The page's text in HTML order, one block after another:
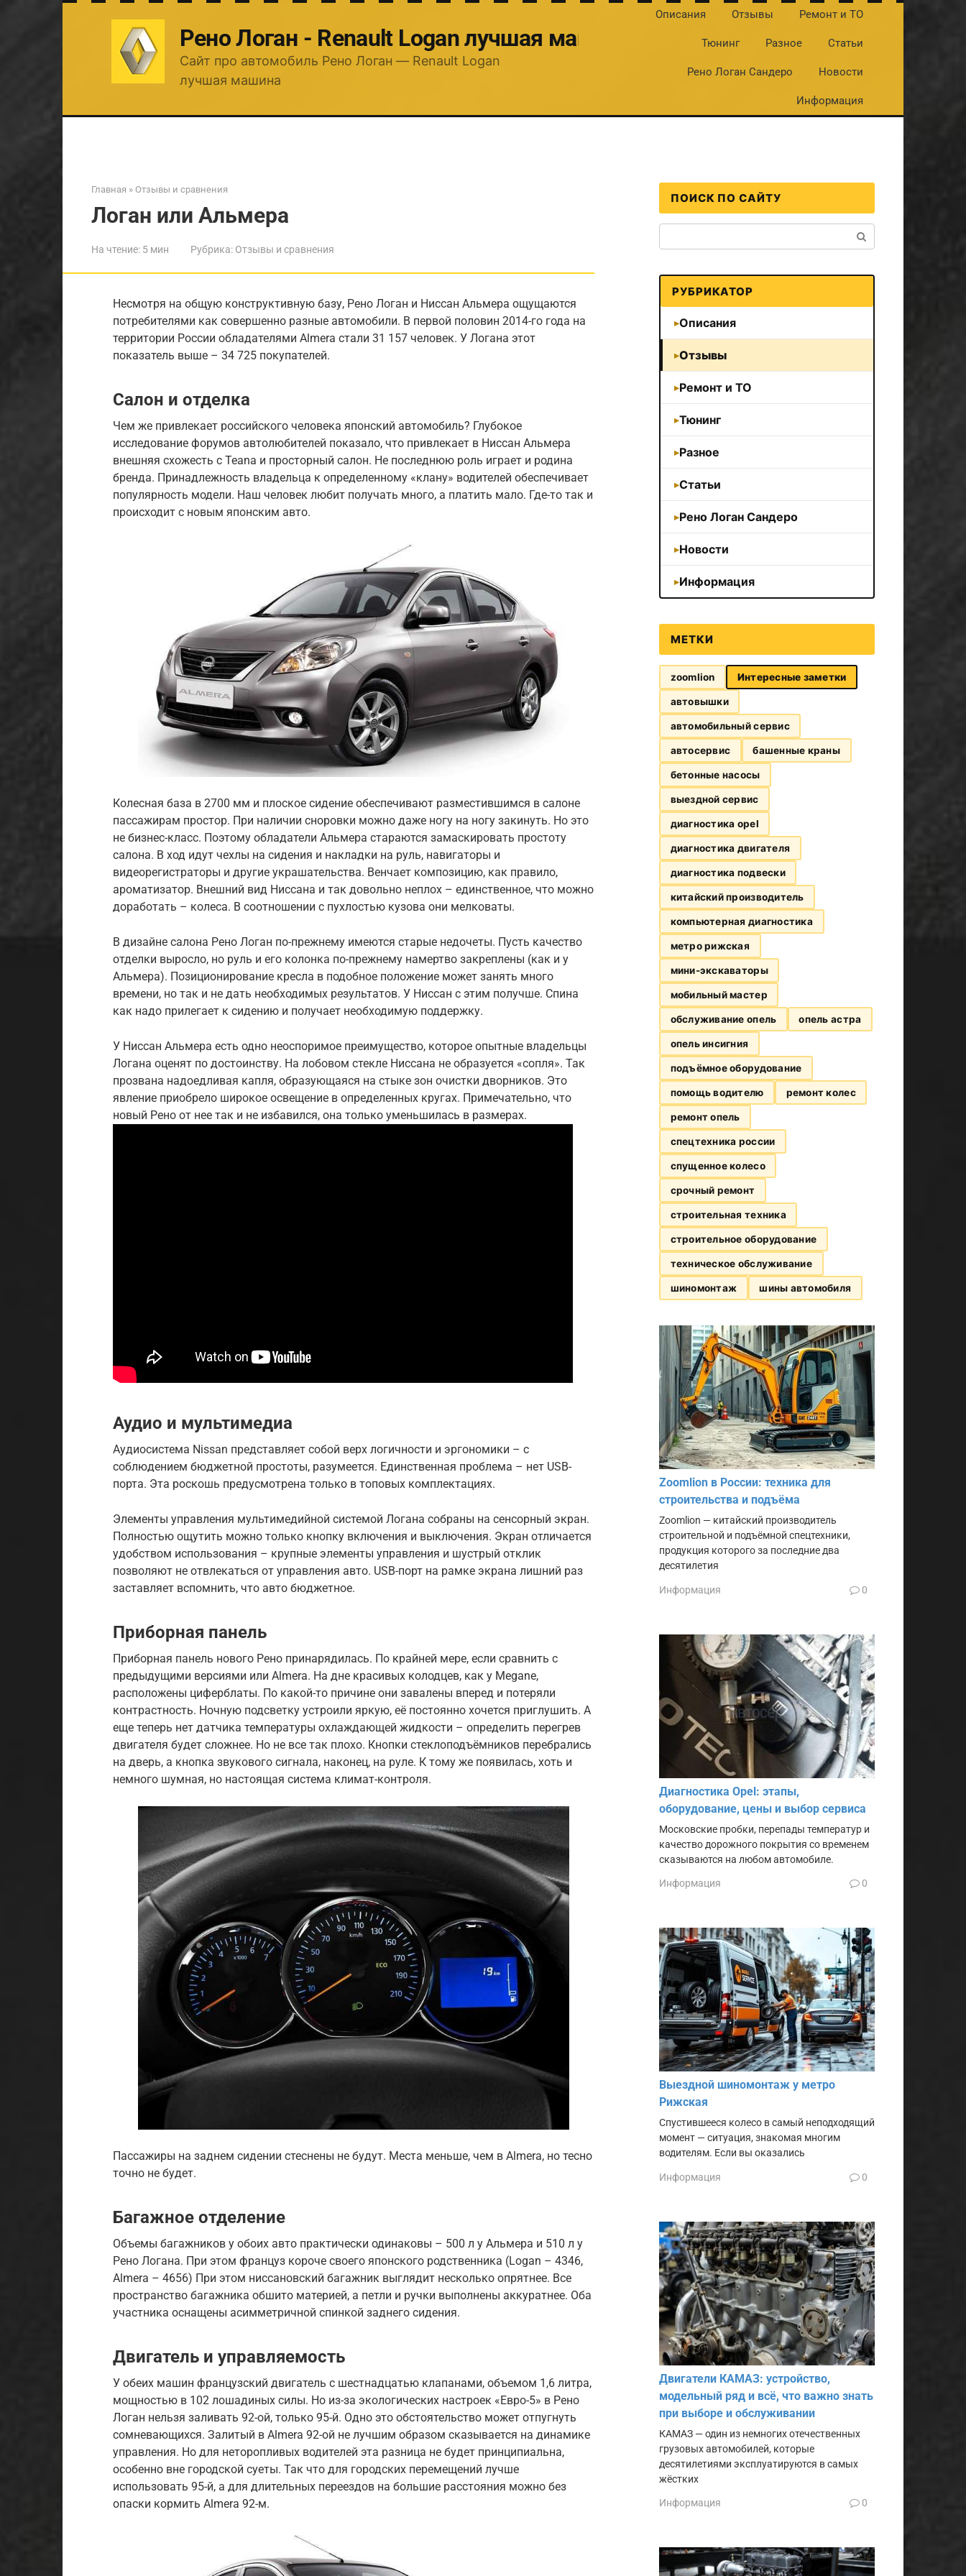
Рено Логан - Renault Logan лучшая машина
Сайт про автомобиль Рено Логан — Renault Logan
лучшая машина
Описания Отзывы Ремонт и ТО
Тюнинг Разное Статьи
Рено Логан Сандеро Новости
Информация
Главная » Отзывы и сравнения
Логан или Альмера
На чтение: 5 мин Рубрика: Отзывы и сравнения
Несмотря на общую конструктивную базу, Рено Логан и Ниссан Альмера ощущаются
потребителями как совершенно разные автомобили. В первой половин 2014-го года на
территории России обладателями Almera стали 31 157 человек. У Логана этот
показатель выше – 34 725 покупателей.
Салон и отделка
Чем же привлекает российского человека японский автомобиль? Глубокое
исследование форумов автолюбителей показало, что привлекает в Ниссан Альмера
внешняя схожесть с Teana и просторный салон. Не последнюю роль играет и родина
бренда. Принадлежность владельца к определенному «клану» водителей обеспечивает
популярность модели. Наш человек любит получать много, а платить мало. Где-то так и
происходит с новым японским авто.
Колесная база в 2700 мм и плоское сидение обеспечивают разместившимся в салоне
пассажирам простор. При наличии сноровки можно даже ногу на ногу закинуть. Но это
не бизнес-класс. Поэтому обладатели Альмера стараются замаскировать простоту
салона. В ход идут чехлы на сидения и накладки на руль, навигаторы и
видеорегистраторы и другие украшательства. Венчает композицию, как правило,
ароматизатор. Внешний вид Ниссана и так довольно неплох – единственное, что можно
доработать – колеса. В соотношении с пухлостью кузова они мелковаты.
В дизайне салона Рено Логан по-прежнему имеются старые недочеты. Пусть качество
отделки выросло, но руль и его колонка по-прежнему намертво закреплены (как и у
Альмера). Позиционирование кресла в подобное положение может занять много
времени, но так и не дать необходимых результатов. У Ниссан с этим получше. Спина
как надо прилегает к сидению и получает необходимую поддержку.
У Ниссан Альмера есть одно неоспоримое преимущество, которое опытные владельцы
Логана оценят по достоинству. На лобовом стекле Ниссана не образуется «сопля». Так
прозвана надоедливая капля, образующаяся на стыке зон очистки дворников. Это
явление приобрело широкое освещение в определенных кругах. Примечательно, что
новый Рено от нее так и не избавился, она только уменьшилась в размерах.
Аудио и мультимедиа
Аудиосистема Nissan представляет собой верх логичности и эргономики – с
соблюдением бюджетной простоты, разумеется. Единственная проблема – нет USB-
порта. Эта роскошь предусмотрена только в топовых комплектациях.
Элементы управления мультимедийной системой Логана собраны на сенсорный экран.
Полностью ощутить можно только кнопку включения и выключения. Экран отличается
удобством использования – крупные элементы управления и шустрый отклик
позволяют не отвлекаться от управления авто. USB-порт на рамке экрана лишний раз
заставляет вспомнить, что авто бюджетное.
Приборная панель
Приборная панель нового Рено принарядилась. По крайней мере, если сравнить с
предыдущими версиями или Almera. На дне красивых колодцев, как у Megane,
расположены циферблаты. По какой-то причине они завалены вперед и потеряли
контрастность. Ночную подсветку устроили яркую, её постоянно хочется приглушить. А
еще теперь нет датчика температуры охлаждающей жидкости – определить перегрев
двигателя будет сложнее. Но не все так плохо. Кнопки стеклоподъёмников перебрались
на дверь, а кнопка звукового сигнала, наконец, на руле. К тому же появилась, хоть и
немного шумная, но настоящая система климат-контроля.
Пассажиры на заднем сидении стеснены не будут. Места меньше, чем в Almera, но тесно
точно не будет.
Багажное отделение
Объемы багажников у обоих авто практически одинаковы – 500 л у Альмера и 510 л у
Рено Логана. При этом француз короче своего японского родственника (Logan – 4346,
Almera – 4656) При этом ниссановский багажник выглядит несколько опрятнее. Все
пространство багажника обшито материей, а петли и ручки выполнены аккуратнее. Оба
участника оснащены асимметричной спинкой заднего сидения.
Двигатель и управляемость
У обеих машин французский двигатель с шестнадцатью клапанами, объемом 1,6 литра,
мощностью в 102 лошадиных силы. Но из-за экологических настроек «Евро-5» в Рено
Логан нельзя заливать 92-ой, только 95-й. Одно это обстоятельство может отпугнуть
сомневающихся. Залитый в Almera 92-ой не лучшим образом сказывается на динамике
управления. Но для неторопливых водителей эта разница не будет принципиальна,
особенно вне городской суеты. Так что для городских перемещений лучше
использовать 95-й, а для длительных переездов на большие расстояния можно без
опаски кормить Almera 92-м.
ПОИСК ПО САЙТУ
РУБРИКАТОР
Описания
Отзывы
Ремонт и ТО
Тюнинг
Разное
Статьи
Рено Логан Сандеро
Новости
Информация
МЕТКИ
zoomlion Интересные заметки
автовышки
автомобильный сервис
автосервис башенные краны
бетонные насосы
выездной сервис
диагностика opel
диагностика двигателя
диагностика подвески
китайский производитель
компьютерная диагностика
метро рижская
мини-экскаваторы
мобильный мастер
обслуживание опель опель астра
опель инсигния
подъёмное оборудование
помощь водителю ремонт колес
ремонт опель
спецтехника россии
спущенное колесо
срочный ремонт
строительная техника
строительное оборудование
техническое обслуживание
шиномонтаж шины автомобиля
Zoomlion в России: техника для
строительства и подъёма
Zoomlion — китайский производитель
строительной и подъёмной спецтехники,
продукция которого за последние два
десятилетия
Информация 0
Диагностика Opel: этапы,
оборудование, цены и выбор сервиса
Московские пробки, перепады температур и
качество дорожного покрытия со временем
сказываются на любом автомобиле.
Информация 0
Выездной шиномонтаж у метро
Рижская
Спустившееся колесо в самый неподходящий
момент — ситуация, знакомая многим
водителям. Если вы оказались
Информация 0
Двигатели КАМАЗ: устройство,
модельный ряд и всё, что важно знать
при выборе и обслуживании
КАМАЗ — один из немногих отечественных
грузовых автомобилей, которые
десятилетиями эксплуатируются в самых
жёстких
Информация 0